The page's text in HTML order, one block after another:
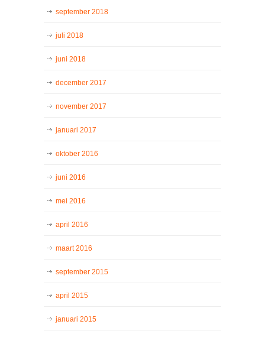
september 2018
juli 2018
juni 2018
december 2017
november 2017
januari 2017
oktober 2016
juni 2016
mei 2016
april 2016
maart 2016
september 2015
april 2015
januari 2015